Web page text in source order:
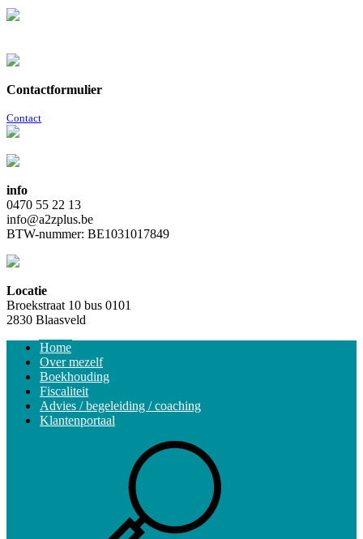
Contactformulier
Contact
info
0470 55 22 13
info@a2zplus.be
BTW-nummer: BE1031017849
Locatie
Broekstraat 10 bus 0101
2830 Blaasveld
Home
Over mezelf
Boekhouding
Fiscaliteit
Advies / begeleiding / coaching
Klantenportaal